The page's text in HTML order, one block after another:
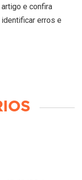
e confira
erros e